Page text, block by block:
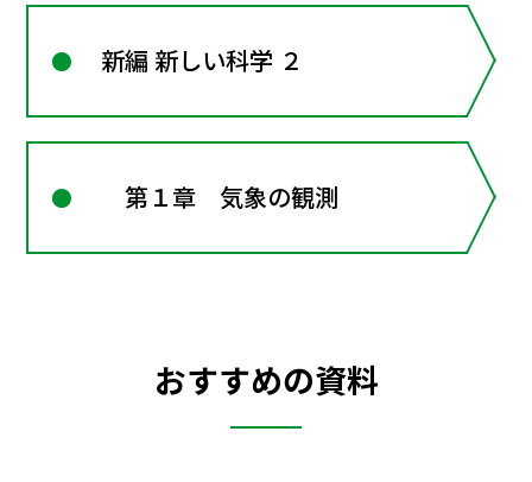
新編 新しい科学 ２
第１章 気象の観測
おすすめの資料